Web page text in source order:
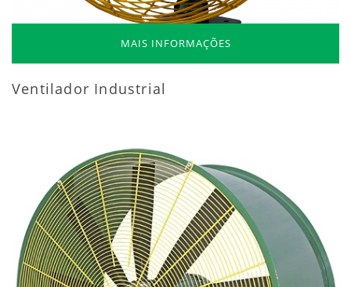
MAIS INFORMAÇÕES
Ventilador Industrial